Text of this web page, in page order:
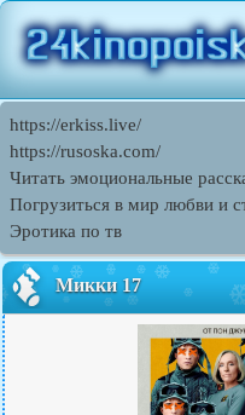
https://erkiss.live/
https://rusoska.com/
Читать эмоциональные
Погрузиться в мир любви и
Эротика по тв
Микки 17